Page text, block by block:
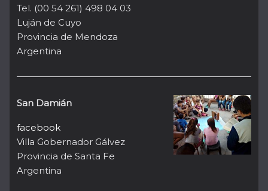
Tel. (00 54 261) 498 04 03
Luján de Cuyo
Provincia de Mendoza
Argentina
San Damián
facebook
Villa Gobernador Gálvez
Provincia de Santa Fe
Argentina